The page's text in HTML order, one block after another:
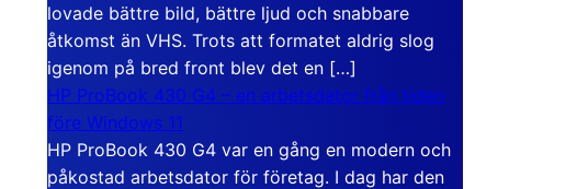
lovade bättre bild, bättre ljud och snabbare
åtkomst än VHS. Trots att formatet aldrig slog
igenom på bred front blev det en […]
HP ProBook 430 G4 – en arbetsdator från tiden
före Windows 11
HP ProBook 430 G4 var en gång en modern och
påkostad arbetsdator för företag. I dag har den